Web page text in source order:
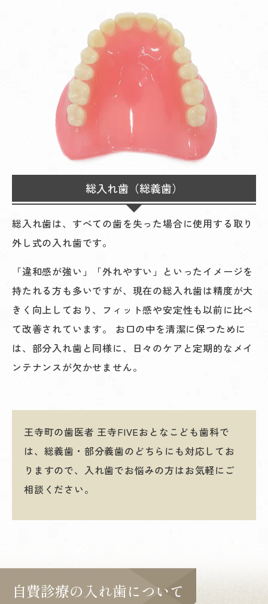
総入れ歯（総義歯）
総入れ歯は、すべての歯を失った場合に使用する取り
外し式の入れ歯です。
「違和感が強い」「外れやすい」といったイメージを
持たれる方も多いですが、現在の総入れ歯は精度が大
きく向上しており、フィット感や安定性も以前に比べ
て改善されています。 お口の中を清潔に保つために
は、部分入れ歯と同様に、日々のケアと定期的なメイ
ンテナンスが欠かせません。
王寺町の歯医者 王寺FIVEおとなこども歯科で
は、総義歯・部分義歯のどちらにも対応してお
りますので、入れ歯でお悩みの方はお気軽にご
相談ください。
自費診療の入れ歯について